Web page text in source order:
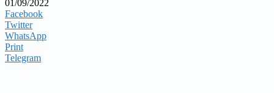
01/09/2022
Facebook
Twitter
WhatsApp
Print
Telegram